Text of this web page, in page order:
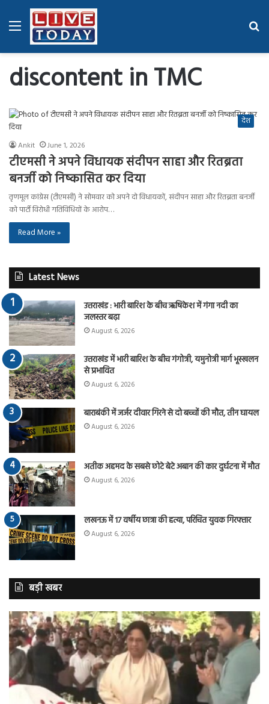
Menu
discontent in TMC
देश
Ankit June 1, 2026
टीएमसी ने अपने विधायक संदीपन साहा और रितब्रता
बनर्जी को निष्कासित कर दिया
तृणमूल कांग्रेस (टीएमसी) ने सोमवार को अपने दो विधायकों, संदीपन साहा और रितब्रता बनर्जी
को पार्टी विरोधी गतिविधियों के आरोप…
Read More »
Latest News
उत्तराखंड : भारी बारिश के बीच ऋषिकेश में गंगा नदी का
जलस्तर बढ़ा
August 6, 2026
उत्तराखंड में भारी बारिश के बीच गंगोत्री, यमुनोत्री मार्ग भूस्खलन
से प्रभावित
August 6, 2026
बाराबंकी में जर्जर दीवार गिरने से दो बच्चों की मौत, तीन घायल
August 6, 2026
अतीक अहमद के सबसे छोटे बेटे अबान की कार दुर्घटना में मौत
August 6, 2026
लखनऊ में 17 वर्षीय छात्रा की हत्या, परिचित युवक गिरफ्तार
August 6, 2026
बड़ी खबर